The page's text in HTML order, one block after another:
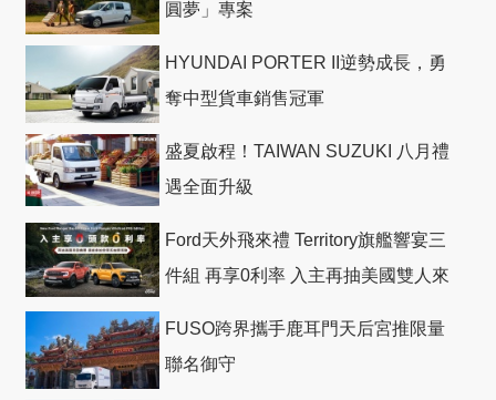
圓夢」專案
HYUNDAI PORTER II逆勢成長，勇
奪中型貨車銷售冠軍
盛夏啟程！TAIWAN SUZUKI 八月禮
遇全面升級
Ford天外飛來禮 Territory旗艦響宴三
件組 再享0利率 入主再抽美國雙人來
FUSO跨界攜手鹿耳門天后宮推限量
聯名御守